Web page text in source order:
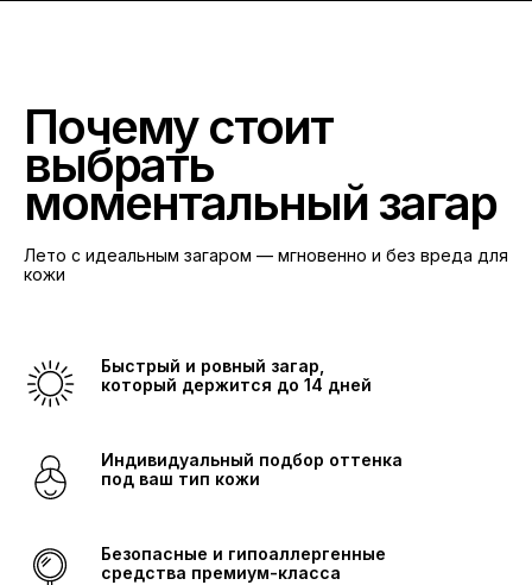
Почему стоит
выбрать
моментальный загар
Лето с идеальным загаром — мгновенно и без вреда для
кожи
Быстрый и ровный загар,
который держится до 14 дней
Индивидуальный подбор оттенка
под ваш тип кожи
Безопасные и гипоаллергенные
средства премиум-класса